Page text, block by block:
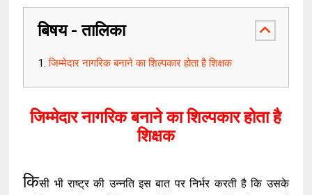
बिषय - तालिका
जिम्मेदार नागरिक बनाने का शिल्पकार होता है शिक्षक
जिम्मेदार नागरिक बनाने का शिल्पकार होता है
शिक्षक
किसी भी राष्ट्र की उन्नति इस बात पर निर्भर करती है कि उसके